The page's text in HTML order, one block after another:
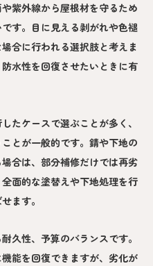
紫外線から屋根材を守るため
す。目に見える剥がれや色褪
合に行われる選択肢と考えま
水性を回復させたいときに有
たケースで選ぶことが多く、
とが一般的です。錆や下地の
合は、部分補修だけでは再劣
面的な塗替えや下地処理を行
ます。
久性、予算のバランスです。
能を回復できますが、劣化が